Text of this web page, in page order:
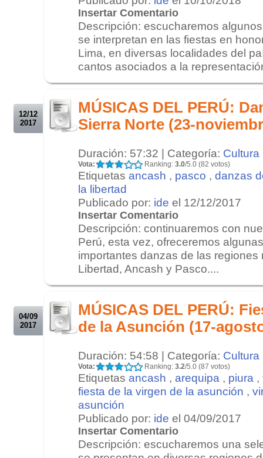
Insertar Comentario
Descripción: escucharemos
se interpretan en las fiestas en
Lima, en diversas localidades del
cantos asociados a la
12/12
2017
MÚSICAS DEL PERÚ:
Sierra Norte (23-
Duración: 57:32 | Categoría: Cultura
Vota: Ranking: 3.0/5.0 (82 votos)
Etiquetas ancash , pasco , danzas
la libertad
Publicado por: ide el 12/12/2017
Insertar Comentario
Descripción: continuaremos con
Perú, esta vez, ofreceremos
importantes danzas de las regiones
Libertad, Ancash y Pasco....
04/09
2017
MÚSICAS DEL PERÚ:
de la Asunción (17-
Duración: 54:58 | Categoría: Cultura
Vota: Ranking: 3.2/5.0 (87 votos)
Etiquetas ancash , arequipa , piura ,
fiesta de la virgen de la asunción ,
asunción
Publicado por: ide el 04/09/2017
Insertar Comentario
Descripción: escucharemos una